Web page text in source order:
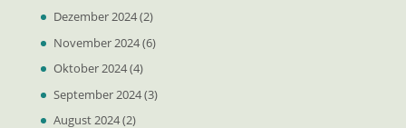
Dezember 2024(2)
November 2024(6)
Oktober 2024(4)
September 2024(3)
August 2024(2)